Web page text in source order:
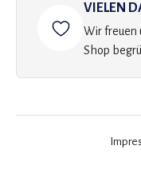
VIELEN
Wir freuen
Shop